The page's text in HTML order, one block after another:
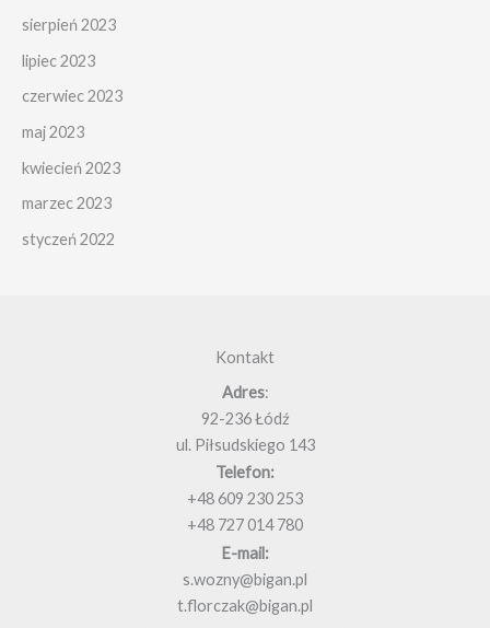
sierpień 2023
lipiec 2023
czerwiec 2023
maj 2023
kwiecień 2023
marzec 2023
styczeń 2022
Kontakt
Adres:
92-236 Łódź
ul. Piłsudskiego 143
Telefon:
+48 609 230 253
+48 727 014 780
E-mail:
s.wozny@bigan.pl
t.florczak@bigan.pl